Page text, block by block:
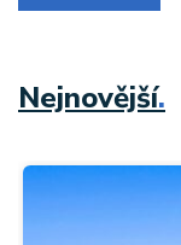
Nejnovější.